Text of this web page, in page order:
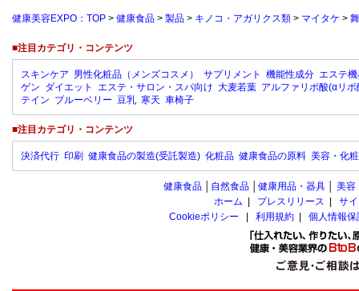
健康美容EXPO：TOP > 健康食品 > 製品 > キノコ・アガリクス類 > マイタケ >
■注目カテゴリ・コンテンツ
スキンケア 男性化粧品（メンズコスメ） サプリメント 機能性成分 エステ
ゲン ダイエット エステ・サロン・スパ向け 大麦若葉 アルファリポ酸(αリポ
テイン ブルーベリー 豆乳 寒天 車椅子
■注目カテゴリ・コンテンツ
決済代行 印刷 健康食品の製造(受託製造) 化粧品 健康食品の原料 美容・化
健康食品 自然食品 健康用品・器具 美容
ホーム
プレスリリース
サ
Cookieポリシー
利用規約 個人情報